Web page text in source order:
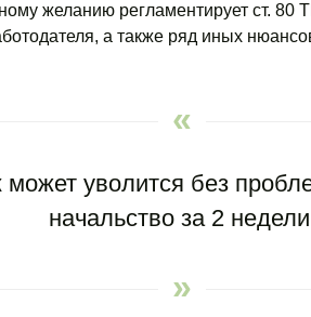
желанию регламентирует ст. 80
а также ряд иных
уволится без
начальство за 2